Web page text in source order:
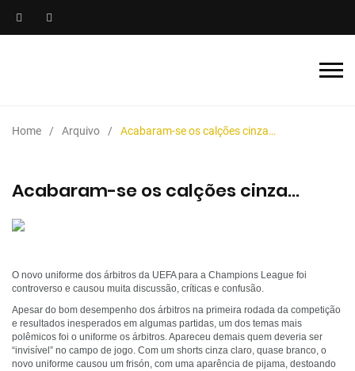
Home Arquivo Acabaram-se os calções cinza…
Acabaram-se os calções cinza…
O novo uniforme dos árbitros da UEFA para a Champions League foi
controverso e causou muita discussão, críticas e confusão.
Apesar do bom desempenho dos árbitros na primeira rodada da competição
e resultados inesperados em algumas partidas, um dos temas mais
polêmicos foi o uniforme os árbitros. Apareceu demais quem deveria ser
“invisível” no campo de jogo. Com um shorts cinza claro, quase branco, o
novo uniforme causou um frisón, com uma aparência de pijama, destoando